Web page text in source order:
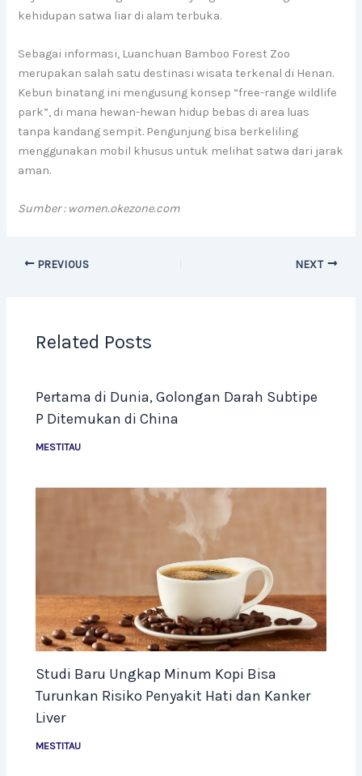
kehidupan satwa liar di alam terbuka.
Sebagai informasi, Luanchuan Bamboo Forest Zoo
merupakan salah satu destinasi wisata terkenal di Henan.
Kebun binatang ini mengusung konsep “free-range wildlife
park”, di mana hewan-hewan hidup bebas di area luas
tanpa kandang sempit. Pengunjung bisa berkeliling
menggunakan mobil khusus untuk melihat satwa dari jarak
aman.
Sumber : women.okezone.com
PREVIOUS NEXT
Related Posts
Pertama di Dunia, Golongan Darah Subtipe
P Ditemukan di China
MESTITAU
Studi Baru Ungkap Minum Kopi Bisa
Turunkan Risiko Penyakit Hati dan Kanker
Liver
MESTITAU